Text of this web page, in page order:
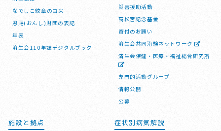
なでしこ紋章の由来
恩賜(おんし)財団の表記
年表
済生会110年誌デジタルブック
災害援助活動
高松宮記念基金
寄付のお願い
済生会共同治験ネットワーク
済生会保健・医療・福祉総合研究所
専門的活動グループ
情報公開
公募
施設と拠点 症状別病気解説